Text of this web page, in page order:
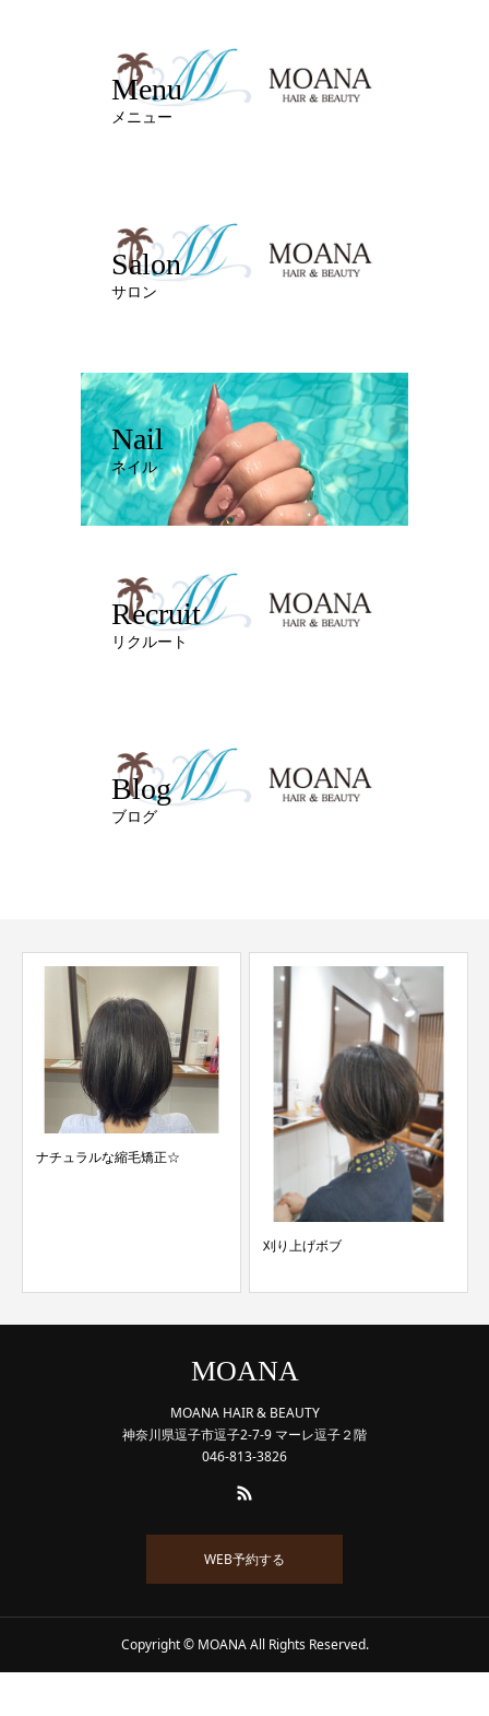
Menu
メニュー
Salon
サロン
Nail
ネイル
Recruit
リクルート
Blog
ブログ
ナチュラルな縮毛矯正☆
刈り上げボブ
MOANA
MOANA HAIR & BEAUTY
神奈川県逗子市逗子2-7-9 マーレ逗子２階
046-813-3826
WEB予約する
Copyright © MOANA All Rights Reserved.